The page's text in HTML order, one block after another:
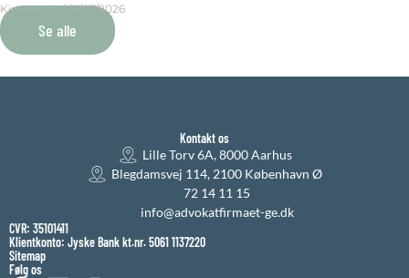
Se alle
Kim Hvam 31/07/2026
Kontakt os
Lille Torv 6A, 8000 Aarhus
Blegdamsvej 114, 2100 København Ø
72 14 11 15
info@advokatfirmaet-ge.dk
CVR: 35101411
Klientkonto: Jyske Bank kt.nr. 5061 1137220
Sitemap
Følg os